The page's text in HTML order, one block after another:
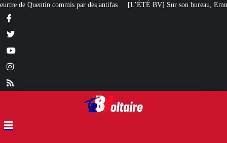
[L’ÉTÉ BV] Sur son bureau, Emmanuel Macron a posé le livre d’un